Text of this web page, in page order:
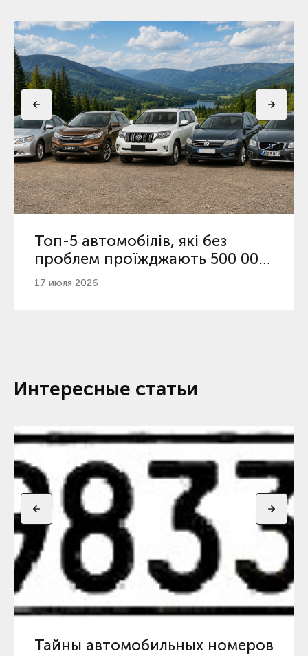
Топ-5 автомобілів, які без
проблем проїжджають 500 000
км в Україні
17 июля 2026
Интересные статьи
Тайны автомобильных номеров